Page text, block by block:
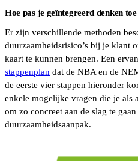
Hoe pas je geïntegreerd denken
Er zijn verschillende methoden
duurzaamheidsrisico’s bij je klant
kaart te kunnen brengen. Een
stappenplan dat de NBA en de
de eerste vier stappen hieronder
enkele mogelijke vragen die je als
om zo concreet aan de slag te
duurzaamheidsaanpak.